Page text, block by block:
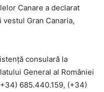
Canare a declarat
Gran Canaria,
consulară la
General al României
685.440.159, (+34)